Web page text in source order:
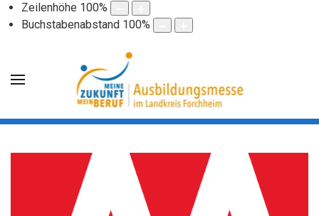
Zeilenhöhe 100%
Buchstabenabstand 100%